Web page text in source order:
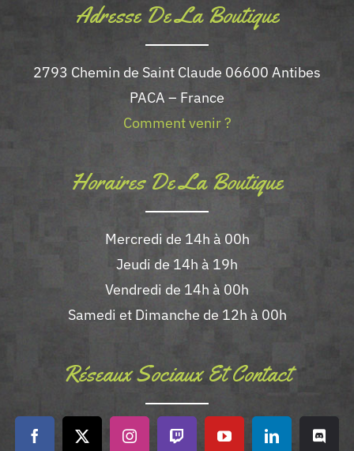
Adresse De La Boutique
2793 Chemin de Saint Claude 06600 Antibes
PACA – France
Comment venir ?
Horaires De La Boutique
Mercredi de 14h à 00h
Jeudi de 14h à 19h
Vendredi de 14h à 00h
Samedi et Dimanche de 12h à 00h
Réseaux Sociaux Et Contact